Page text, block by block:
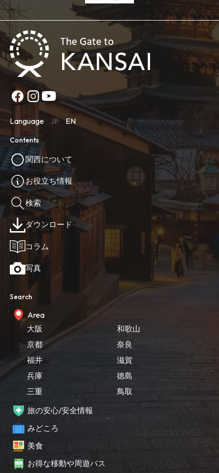
Language JP EN
Contents
関西について
お役立ち情報
検索
ダウンロード
コラム
写真
Search
Area
大阪
京都
福井
兵庫
三重
和歌山
奈良
滋賀
徳島
鳥取
旅の安心/安全情報
みどころ
美食
お得な移動や周遊パス